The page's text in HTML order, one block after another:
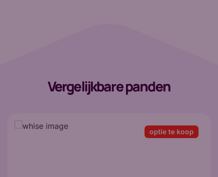
Vergelijkbare panden
optie te koop